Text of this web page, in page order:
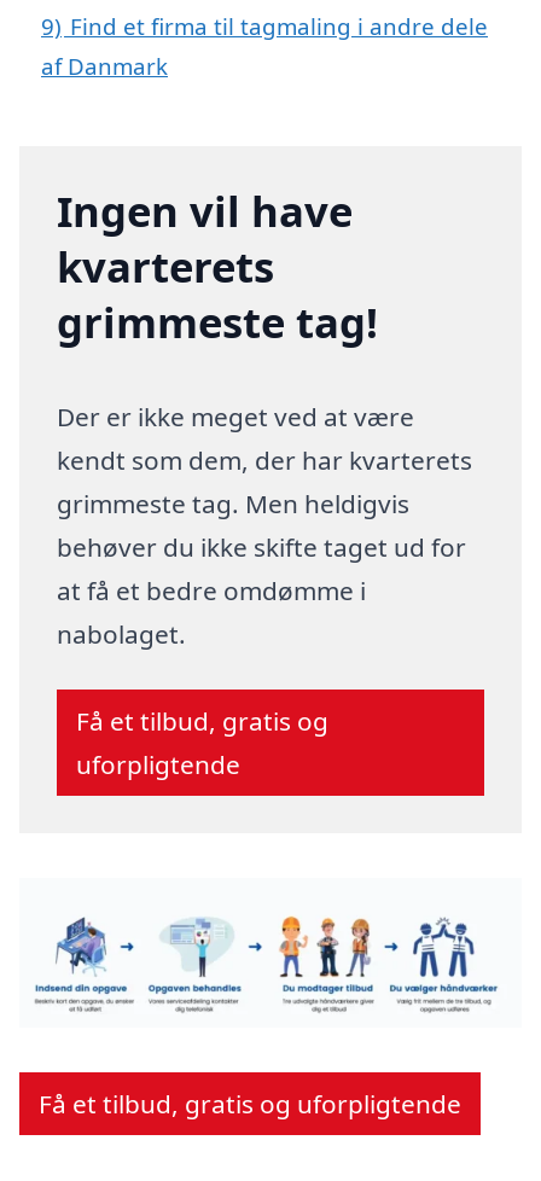
9) Find et firma til tagmaling i andre dele
af Danmark
Ingen vil have
kvarterets
grimmeste tag!
Der er ikke meget ved at være
kendt som dem, der har kvarterets
grimmeste tag. Men heldigvis
behøver du ikke skifte taget ud for
at få et bedre omdømme i
nabolaget.
Få et tilbud, gratis og
uforpligtende
Få et tilbud, gratis og uforpligtende